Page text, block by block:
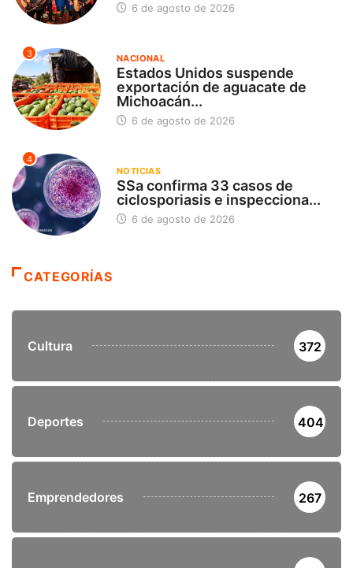
6 de agosto de 2026
3 NACIONAL
Estados Unidos suspende
exportación de aguacate de
Michoacán...
6 de agosto de 2026
4
NOTICIAS
SSa confirma 33 casos de
ciclosporiasis e inspecciona...
6 de agosto de 2026
CATEGORÍAS
Cultura 372
Deportes 404
Emprendedores 267